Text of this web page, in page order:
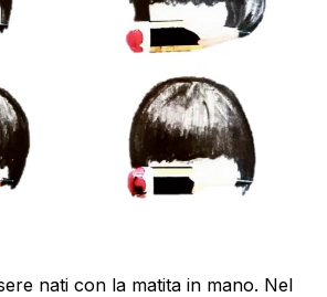
nati con la matita in mano. Nel